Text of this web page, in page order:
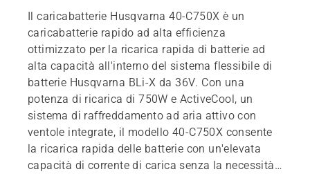
Il caricabatterie Husqvarna 40-C750X è un
caricabatterie rapido ad alta efficienza
ottimizzato per la ricarica rapida di batterie ad
alta capacità all'interno del sistema flessibile di
batterie Husqvarna BLi-X da 36V. Con una
potenza di ricarica di 750W e ActiveCool, un
sistema di raffreddamento ad aria attivo con
ventole integrate, il modello 40-C750X consente
la ricarica rapida delle batterie con un'elevata
capacità di corrente di carica senza la necessità